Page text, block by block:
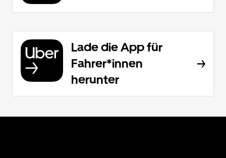
Lade die App für
Fahrer*innen
herunter